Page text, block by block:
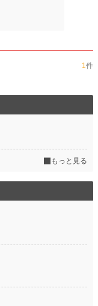
1件
もっと見る